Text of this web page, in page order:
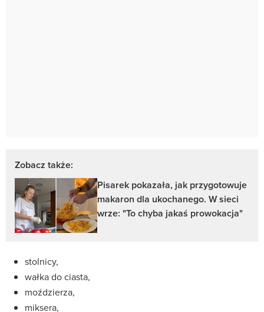
Zobacz także:
Pisarek pokazała, jak przygotowuje
makaron dla ukochanego. W sieci
wrze: "To chyba jakaś prowokacja"
stolnicy,
wałka do ciasta,
moździerza,
miksera,